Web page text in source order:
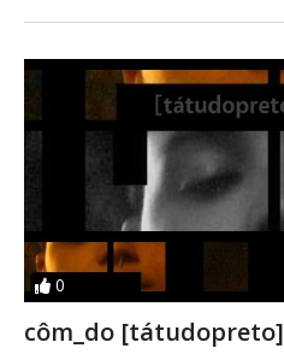
0
côm_do [tátudopreto]